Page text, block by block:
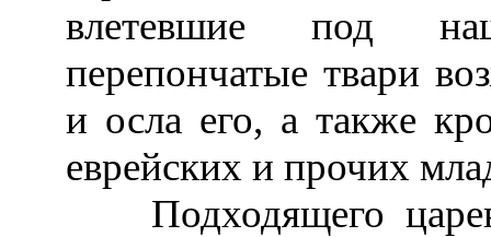
влетевшие под
перепончатые твари
и осла его, а также
еврейских и прочих
Подходящего